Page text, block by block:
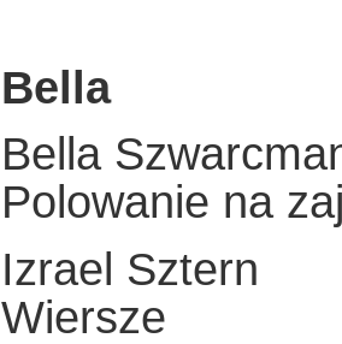
Bella
Bella
Polowanie na
Izrael Sztern
Wiersze